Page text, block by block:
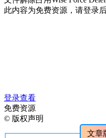
此内容为免费资源，请登录
登录查看
免费资源
© 版权声明
文章